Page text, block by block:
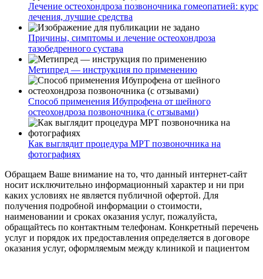
Лечение остеохондроза позвоночника гомеопатией: курс
лечения, лучшие средства
Причины, симптомы и лечение остеохондроза
тазобедренного сустава
Метипред — инструкция по применению
Способ применения Ибупрофена от шейного
остеохондроза позвоночника (с отзывами)
Как выглядит процедура МРТ позвоночника на
фотографиях
Обращаем Ваше внимание на то, что данный интернет-сайт
носит исключительно информационный характер и ни при
каких условиях не является публичной офертой. Для
получения подробной информации о стоимости,
наименовании и сроках оказания услуг, пожалуйста,
обращайтесь по контактным телефонам. Конкретный перечень
услуг и порядок их предоставления определяется в договоре
оказания услуг, оформляемым между клиникой и пациентом